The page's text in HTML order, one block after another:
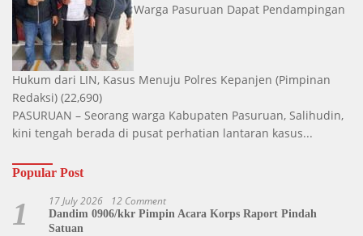
Warga Pasuruan Dapat Pendampingan
Hukum dari LIN, Kasus Menuju Polres Kepanjen (Pimpinan
Redaksi) (22,690)
PASURUAN – Seorang warga Kabupaten Pasuruan, Salihudin,
kini tengah berada di pusat perhatian lantaran kasus...
Popular Post
1 17 July 2026 12 Comment
Dandim 0906/kkr Pimpin Acara Korps Raport Pindah
Satuan